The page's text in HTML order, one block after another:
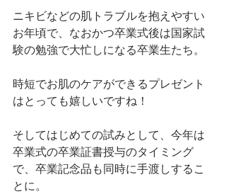
ニキビなどの肌トラブルを抱えやすい
お年頃で、なおかつ卒業式後は国家試
験の勉強で大忙しになる卒業生たち。
時短でお肌のケアができるプレゼント
はとっても嬉しいですね！
そしてはじめての試みとして、今年は
卒業式の卒業証書授与のタイミング
で、卒業記念品も同時に手渡しするこ
とに。